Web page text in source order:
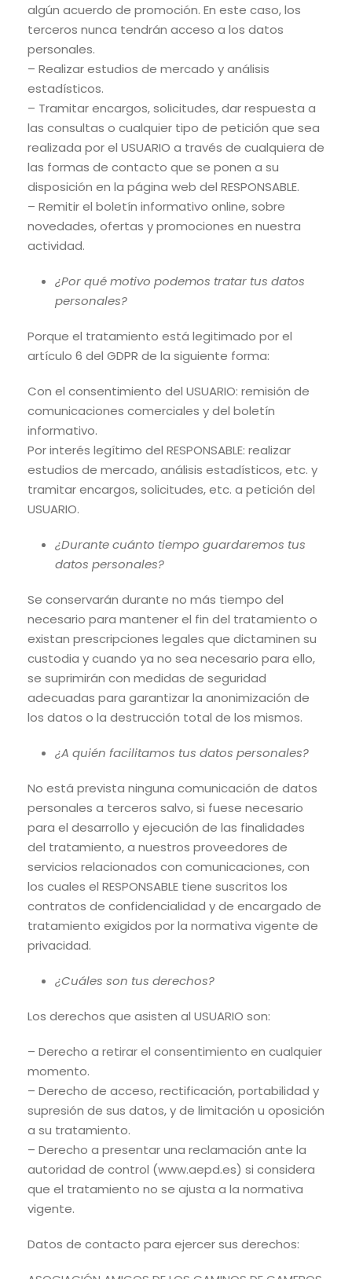
algún acuerdo de promoción. En este caso, los
terceros nunca tendrán acceso a los datos
personales.
– Realizar estudios de mercado y análisis
estadísticos.
– Tramitar encargos, solicitudes, dar respuesta a
las consultas o cualquier tipo de petición que sea
realizada por el USUARIO a través de cualquiera de
las formas de contacto que se ponen a su
disposición en la página web del RESPONSABLE.
– Remitir el boletín informativo online, sobre
novedades, ofertas y promociones en nuestra
actividad.
¿Por qué motivo podemos tratar tus datos
personales?
Porque el tratamiento está legitimado por el
artículo 6 del GDPR de la siguiente forma:
Con el consentimiento del USUARIO: remisión de
comunicaciones comerciales y del boletín
informativo.
Por interés legítimo del RESPONSABLE: realizar
estudios de mercado, análisis estadísticos, etc. y
tramitar encargos, solicitudes, etc. a petición del
USUARIO.
¿Durante cuánto tiempo guardaremos tus
datos personales?
Se conservarán durante no más tiempo del
necesario para mantener el fin del tratamiento o
existan prescripciones legales que dictaminen su
custodia y cuando ya no sea necesario para ello,
se suprimirán con medidas de seguridad
adecuadas para garantizar la anonimización de
los datos o la destrucción total de los mismos.
¿A quién facilitamos tus datos personales?
No está prevista ninguna comunicación de datos
personales a terceros salvo, si fuese necesario
para el desarrollo y ejecución de las finalidades
del tratamiento, a nuestros proveedores de
servicios relacionados con comunicaciones, con
los cuales el RESPONSABLE tiene suscritos los
contratos de confidencialidad y de encargado de
tratamiento exigidos por la normativa vigente de
privacidad.
¿Cuáles son tus derechos?
Los derechos que asisten al USUARIO son:
– Derecho a retirar el consentimiento en cualquier
momento.
– Derecho de acceso, rectificación, portabilidad y
supresión de sus datos, y de limitación u oposición
a su tratamiento.
– Derecho a presentar una reclamación ante la
autoridad de control (www.aepd.es) si considera
que el tratamiento no se ajusta a la normativa
vigente.
Datos de contacto para ejercer sus derechos: